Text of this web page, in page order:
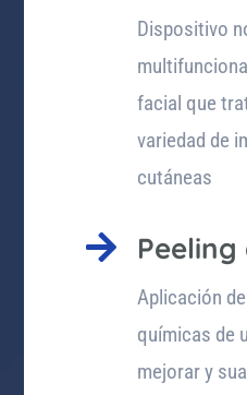
Dispositivo
facial que
variedad de
cutáneas

Aplicación
químicas de
mejorar y